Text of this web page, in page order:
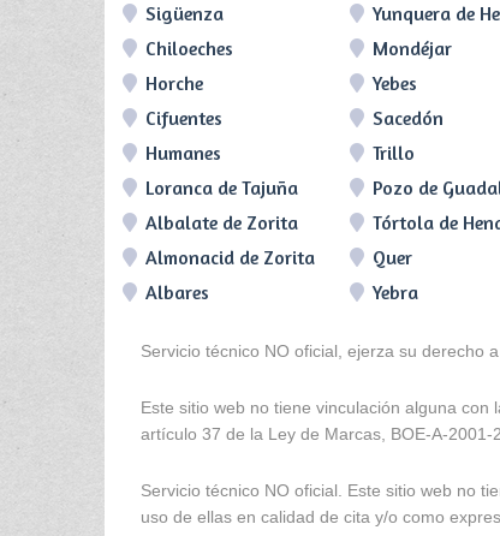
Sigüenza
Yunquera de
Chiloeches
Mondéjar
Horche
Yebes
Cifuentes
Sacedón
Humanes
Trillo
Loranca de Tajuña
Pozo de
Albalate de Zorita
Tórtola de
Almonacid de Zorita
Quer
Albares
Yebra
Servicio técnico NO oficial, ejerza su derecho
Este sitio web no tiene vinculación alguna
artículo 37 de la Ley de Marcas, BOE-A-2001-
Servicio técnico NO oficial. Este sitio web no
uso de ellas en calidad de cita y/o como